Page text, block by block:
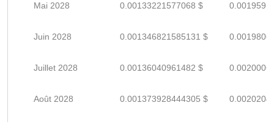
Mai 2028 0.00133221577068 $
Juin 2028 0.001346821585131 $
Juillet 2028 0.00136040961482 $
Août 2028 0.001373928444305 $